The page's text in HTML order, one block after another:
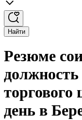
Найти
Резюме
должность
день в